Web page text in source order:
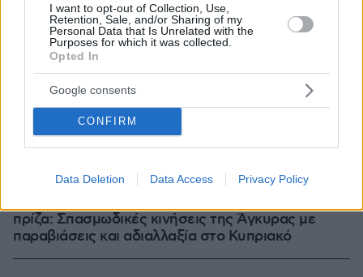
I want to opt-out of Collection, Use,
Retention, Sale, and/or Sharing of my
Personal Data that Is Unrelated with the
Purposes for which it was collected.
Opted In
Google consents
CONFIRM
Data Deletion Data Access Privacy Policy
πρίζα: Σπασμωδικές κινήσεις της Άγκυρας με
παραβιάσεις και αδιαλλαξία στο Κυπριακό
09.08.2026, 17:36